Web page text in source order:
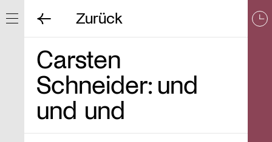
Navigation ein/ausblenden
Zurück
Carsten
Schneider: und
und und